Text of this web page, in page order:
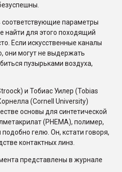
параметры
найти для этого походящий
Если искусственные каналы
они могут не выдержать
пузырьками воздуха,
и Тобиас Уилер (Tobias
(Cornell University)
основы для синтетической
(PHEMA), полимер,
гелю. Он, кстати говоря,
контактных линз.
представлены в журнале